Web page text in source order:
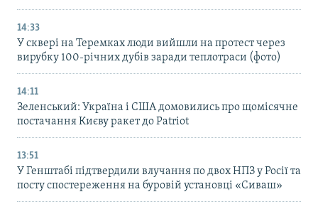
14:33
У сквері на Теремках люди вийшли на протест через
вирубку 100-річних дубів заради теплотраси (фото)
14:11
Зеленський: Україна і США домовились про щомісячне
постачання Києву ракет до Patriot
13:51
У Генштабі підтвердили влучання по двох НПЗ у Росії та
посту спостереження на буровій установці «Сиваш»